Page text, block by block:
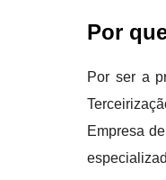
Por
Por ser a
Empresa